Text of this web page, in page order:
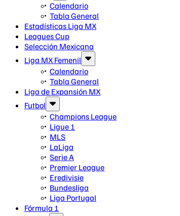
Calendario
Tabla General
Estadísticas Liga MX
Leagues Cup
Selección Mexicana
Liga MX Femenil
Calendario
Tabla General
Liga de Expansión MX
Futbol
Champions League
Ligue 1
MLS
LaLiga
Serie A
Premier League
Eredivisie
Bundesliga
Liga Portugal
Fórmula 1